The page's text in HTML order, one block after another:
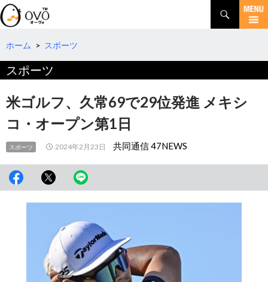
検
索
コ
テ
へ
移
動
ホーム > スポーツ
スポーツ
米ゴルフ、久常69で29位発進 メキシ
コ・オープン第1日
スポーツ 2024年2月23日 共同通信 47NEWS